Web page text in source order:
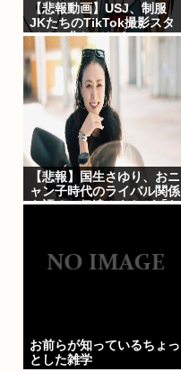
【悲報動画】USJ、制服
JKたちのTikTok撮影スタ
ジオと化してしまいシュー
ルすぎる光景が広がるｗｗ
ｗ 【Pickup08083030】
【悲報】国生さゆり、おニ
ャン子時代のライバル関係
を語る 伊達みきおが「た
お前らが知っているちょっ
とした雑学